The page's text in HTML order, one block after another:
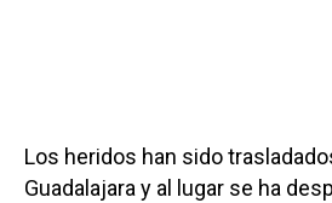
Los heridos han sido
Guadalajara y al lugar se ha